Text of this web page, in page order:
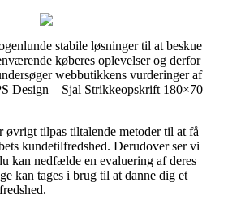
stabile løsninger til at beskue
køberes oplevelser og derfor
webbutikkens vurderinger af
Design – Sjal Strikkeopskrift 180×70
tilpas tiltalende metoder til at få
kundetilfredshed. Derudover ser vi
kan nedfælde en evaluering af deres
kan tages i brug til at danne dig et